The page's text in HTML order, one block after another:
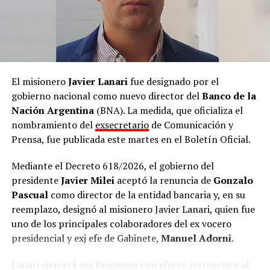
Unidos, México y Canadá.
El misioneroJavier Lanarifue designado por el
gobierno nacional como nuevo director delBanco de la
Nación Argentina(BNA). La medida, que oficializa el
nombramiento del exsecretariode Comunicación y
Prensa, fue publicada este martes en el Boletín Oficial.
Mediante el Decreto 618/2026, el gobierno del
presidenteJavier Mileiaceptó la renuncia de Gonzalo
Pascualcomo director de la entidad bancaria y, en su
reemplazo, designó al misionero Javier Lanari, quien fue
uno de los principales colaboradores del ex vocero
presidencial y exj efe de Gabinete, Manuel Adorni.
Lanari ejercerá sus funciones con efecto retroactivo al